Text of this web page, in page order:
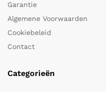
Garantie
Algemene Voorwaarden
Cookiebeleid
Contact
Categorieën